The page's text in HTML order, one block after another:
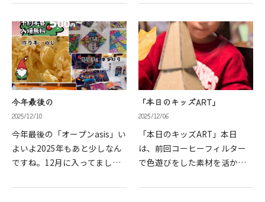
まいました。ご参加いただい
た方々をはじめ、ご協力いた
だきましたみなさま。大変お
待たせ…
初めてだけに、真剣に描き方
を聞いていただき、描いてい
ただきましたが、、、。え？
え？？…
今年最後の
2025/12/10
今年最後の「オープンasis」い
よいよ2025年もあと少しなん
ですね。12月に入ってました
てきたオープンasisですが、
「本日のキッズART」
2025/12/06
「本日のキッズART」本日
は、前回コーヒーフィルター
で色遊びをした素材を活かし
りました。自分で、葉っぱや